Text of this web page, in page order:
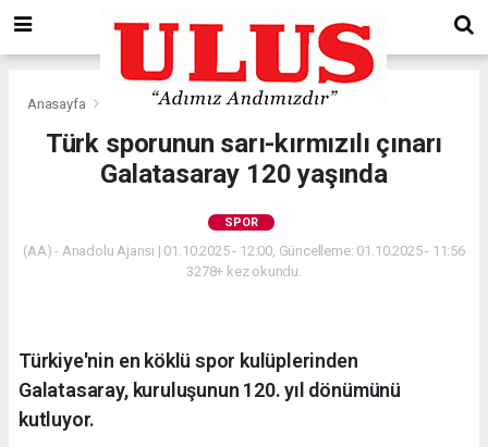
Anasayfa
Türk sporunun sarı-kırmızılı çınarı
Galatasaray 120 yaşında
SPOR
(AA) - Anadolu Ajansı | 01.10.2025 - 12:00, Güncelleme: 01.10.2025 - 11:56
3278+ kez okundu.
Türkiye'nin en köklü spor kulüplerinden
Galatasaray, kuruluşunun 120. yıl dönümünü
kutluyor.